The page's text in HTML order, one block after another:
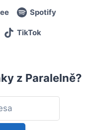
Spotify
TikTok
z Paralelně?